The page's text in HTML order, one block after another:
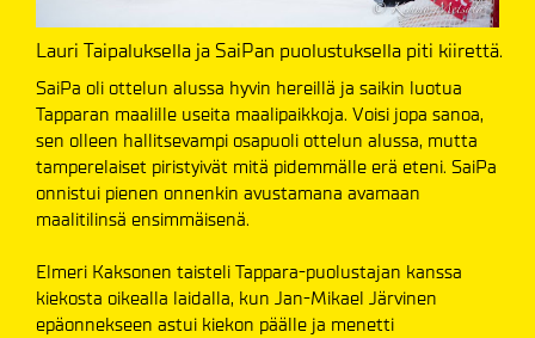
Lauri Taipaluksella ja SaiPan puolustuksella piti kiirettä.
SaiPa oli ottelun alussa hyvin hereillä ja saikin luotua
Tapparan maalille useita maalipaikkoja. Voisi jopa sanoa,
sen olleen hallitsevampi osapuoli ottelun alussa, mutta
tamperelaiset piristyivät mitä pidemmälle erä eteni. SaiPa
onnistui pienen onnenkin avustamana avamaan
maalitilinsä ensimmäisenä.
Elmeri Kaksonen taisteli Tappara-puolustajan kanssa
kiekosta oikealla laidalla, kun Jan-Mikael Järvinen
epäonnekseen astui kiekon päälle ja menetti